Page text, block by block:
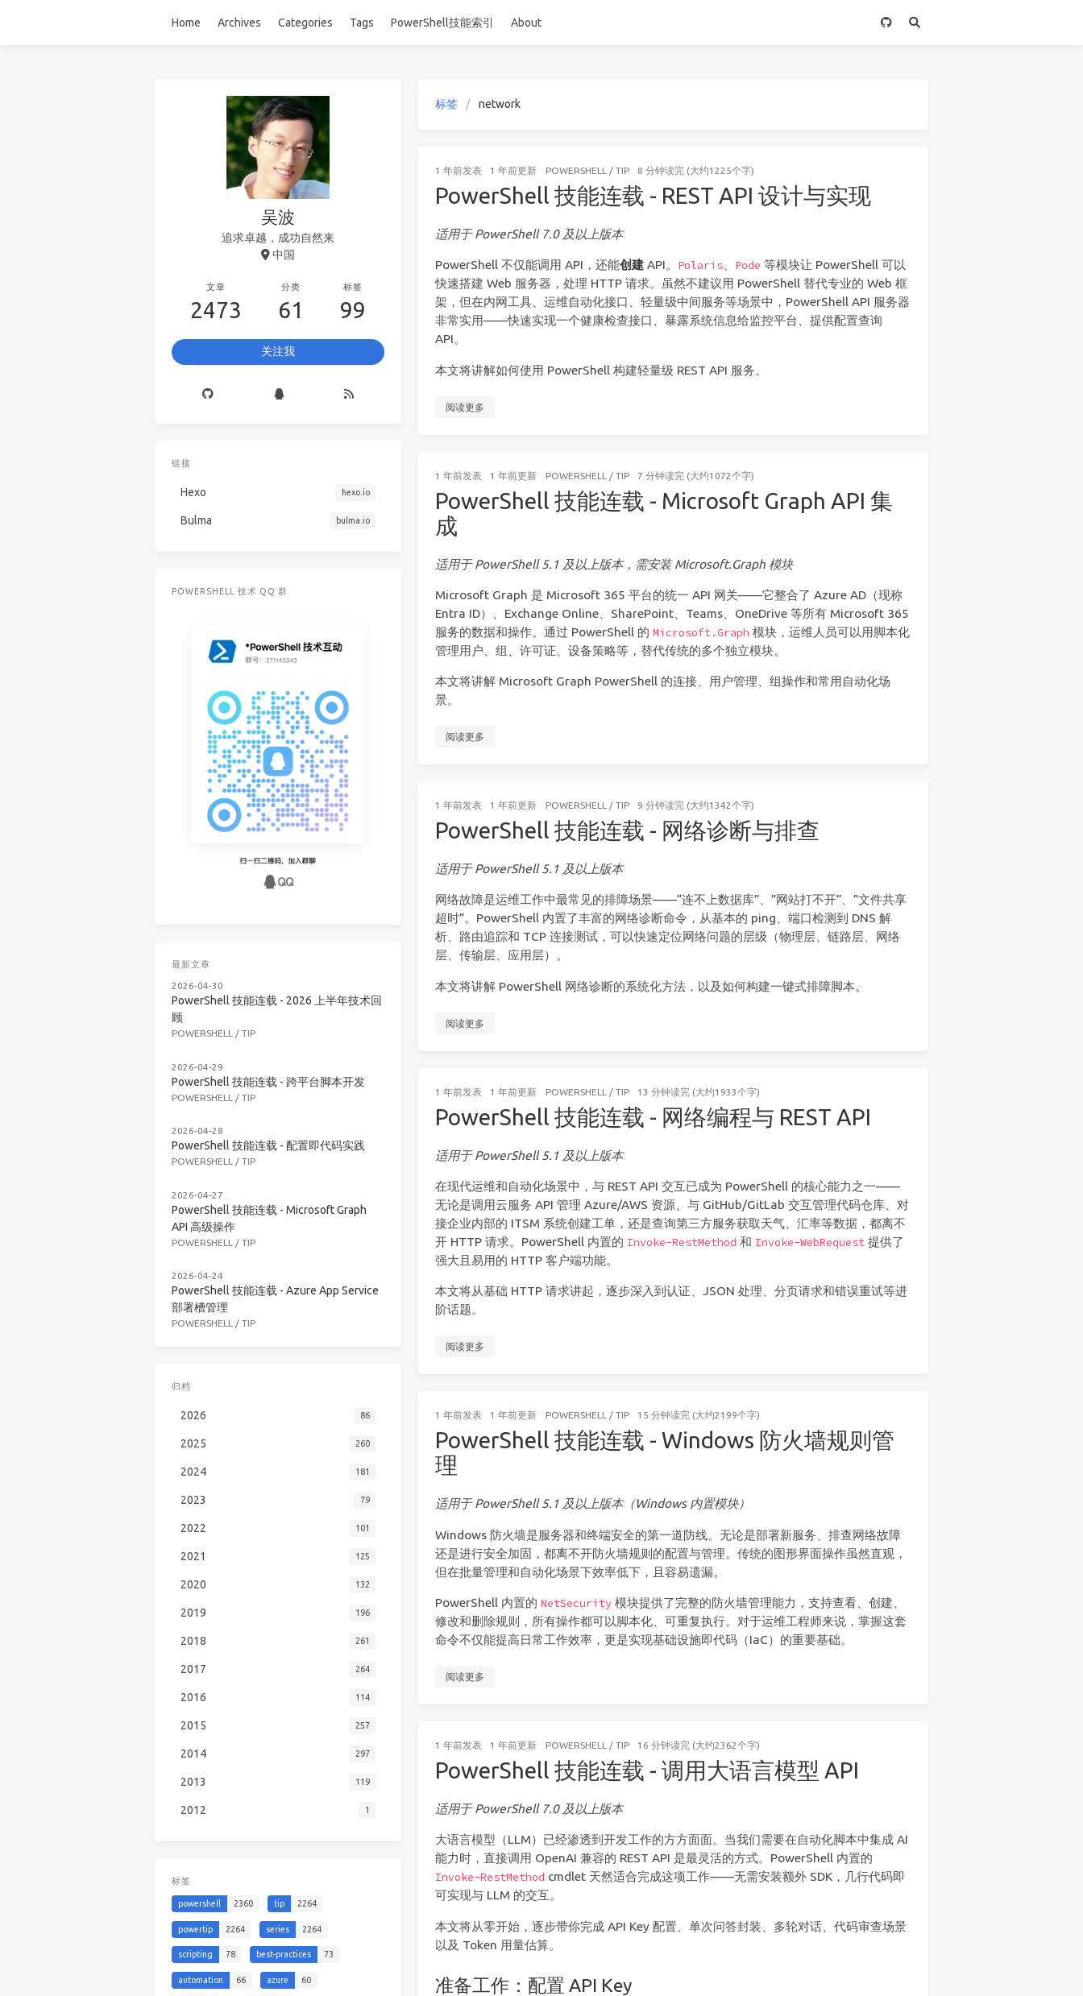
Home Archives Categories Tags PowerShell技能索引 About
标签 network
1 年前发表 1 年前更新 POWERSHELL / TIP 8 分钟读完 (大约1225个字)
PowerShell 技能连载 - REST API 设计与实现
适用于 PowerShell 7.0 及以上版本
PowerShell 不仅能调用 API，还能创建API。 Polaris、 Pode 等模块让 PowerShell 可以
快速搭建 Web 服务器，处理 HTTP 请求。虽然不建议用 PowerShell 替代专业的 Web 框
架，但在内网工具、运维自动化接口、轻量级中间服务等场景中，PowerShell API 服务器
非常实用——快速实现一个健康检查接口、暴露系统信息给监控平台、提供配置查询
API。
本文将讲解如何使用 PowerShell 构建轻量级 REST API 服务。
阅读更多
1 年前发表 1 年前更新 POWERSHELL / TIP 7 分钟读完 (大约1072个字)
PowerShell 技能连载 - Microsoft Graph API 集
成
适用于 PowerShell 5.1 及以上版本，需安装 Microsoft.Graph 模块
Microsoft Graph 是 Microsoft 365 平台的统一 API 网关——它整合了 Azure AD（现称
Entra ID）、Exchange Online、SharePoint、Teams、OneDrive 等所有 Microsoft 365
服务的数据和操作。通过 PowerShell 的 Microsoft.Graph 模块，运维人员可以用脚本化
管理用户、组、许可证、设备策略等，替代传统的多个独立模块。
本文将讲解 Microsoft Graph PowerShell 的连接、用户管理、组操作和常用自动化场
景。
阅读更多
1 年前发表 1 年前更新 POWERSHELL / TIP 9 分钟读完 (大约1342个字)
PowerShell 技能连载 - 网络诊断与排查
适用于 PowerShell 5.1 及以上版本
网络故障是运维工作中最常见的排障场景——“连不上数据库”、”网站打不开”、”文件共享
超时”。PowerShell 内置了丰富的网络诊断命令，从基本的 ping、端口检测到 DNS 解
析、路由追踪和 TCP 连接测试，可以快速定位网络问题的层级（物理层、链路层、网络
层、传输层、应用层）。
本文将讲解 PowerShell 网络诊断的系统化方法，以及如何构建一键式排障脚本。
阅读更多
1 年前发表 1 年前更新 POWERSHELL / TIP 13 分钟读完 (大约1933个字)
PowerShell 技能连载 - 网络编程与 REST API
适用于 PowerShell 5.1 及以上版本
在现代运维和自动化场景中，与 REST API 交互已成为 PowerShell 的核心能力之一——
无论是调用云服务 API 管理 Azure/AWS 资源、与 GitHub/GitLab 交互管理代码仓库、对
接企业内部的 ITSM 系统创建工单，还是查询第三方服务获取天气、汇率等数据，都离不
开 HTTP 请求。PowerShell 内置的 Invoke-RestMethod 和 Invoke-WebRequest提供了
强大且易用的 HTTP 客户端功能。
本文将从基础 HTTP 请求讲起，逐步深入到认证、JSON 处理、分页请求和错误重试等进
阶话题。
阅读更多
1 年前发表 1 年前更新 POWERSHELL / TIP 15 分钟读完 (大约2199个字)
PowerShell 技能连载 - Windows 防火墙规则管
理
适用于 PowerShell 5.1 及以上版本（Windows 内置模块）
Windows 防火墙是服务器和终端安全的第一道防线。无论是部署新服务、排查网络故障
还是进行安全加固，都离不开防火墙规则的配置与管理。传统的图形界面操作虽然直观，
但在批量管理和自动化场景下效率低下，且容易遗漏。
PowerShell 内置的 NetSecurity模块提供了完整的防火墙管理能力，支持查看、创建、
修改和删除规则，所有操作都可以脚本化、可重复执行。对于运维工程师来说，掌握这套
命令不仅能提高日常工作效率，更是实现基础设施即代码（IaC）的重要基础。
阅读更多
1 年前发表 1 年前更新 POWERSHELL / TIP 16 分钟读完 (大约2362个字)
PowerShell 技能连载 - 调用大语言模型 API
适用于 PowerShell 7.0 及以上版本
大语言模型（LLM）已经渗透到开发工作的方方面面。当我们需要在自动化脚本中集成 AI
能力时，直接调用 OpenAI 兼容的 REST API 是最灵活的方式。PowerShell 内置的
Invoke-RestMethod cmdlet 天然适合完成这项工作——无需安装额外 SDK，几行代码即
可实现与 LLM 的交互。
本文将从零开始，逐步带你完成 API Key 配置、单次问答封装、多轮对话、代码审查场景
以及 Token 用量估算。
准备工作：配置 API Key
吴波
追求卓越，成功自然来
中国
文章
2473
分类
61
标签
99
关注我
链接
Hexo hexo.io
Bulma bulma.io
POWERSHELL 技术 QQ 群
最新文章
2026-04-30
PowerShell 技能连载 - 2026 上半年技术回
顾
POWERSHELL / TIP
2026-04-29
PowerShell 技能连载 - 跨平台脚本开发
POWERSHELL / TIP
2026-04-28
PowerShell 技能连载 - 配置即代码实践
POWERSHELL / TIP
2026-04-27
PowerShell 技能连载 - Microsoft Graph
API 高级操作
POWERSHELL / TIP
2026-04-24
PowerShell 技能连载 - Azure App Service
部署槽管理
POWERSHELL / TIP
归档
2026 86
2025 260
2024 181
2023 79
2022 101
2021 125
2020 132
2019 196
2018 261
2017 264
2016 114
2015 257
2014 297
2013 119
2012 1
标签
powershell 2360 tip 2264
powertip 2264 series 2264
scripting 78 best-practices 73
automation 66 azure 60